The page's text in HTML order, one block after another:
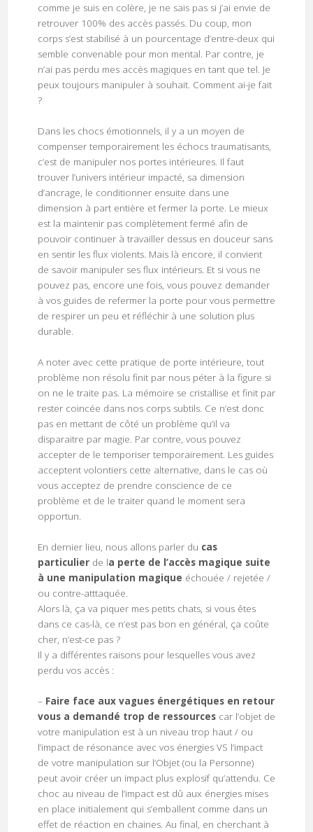
comme je suis en colère, je ne sais pas si j’ai envie de
retrouver 100% des accès passés. Du coup, mon
corps s’est stabilisé à un pourcentage d’entre-deux qui
semble convenable pour mon mental. Par contre, je
n’ai pas perdu mes accès magiques en tant que tel. Je
peux toujours manipuler à souhait. Comment ai-je fait
?
Dans les chocs émotionnels, il y a un moyen de
compenser temporairement les échocs traumatisants,
c’est de manipuler nos portes intérieures. Il faut
trouver l’univers intérieur impacté, sa dimension
d’ancrage, le conditionner ensuite dans une
dimension à part entière et fermer la porte. Le mieux
est la maintenir pas complètement fermé afin de
pouvoir continuer à travailler dessus en douceur sans
en sentir les flux violents. Mais là encore, il convient
de savoir manipuler ses flux intérieurs. Et si vous ne
pouvez pas, encore une fois, vous pouvez demander
à vos guides de refermer la porte pour vous permettre
de respirer un peu et réfléchir à une solution plus
durable.
A noter avec cette pratique de porte intérieure, tout
problème non résolu finit par nous péter à la figure si
on ne le traite pas. La mémoire se cristallise et finit par
rester coincée dans nos corps subtils. Ce n’est donc
pas en mettant de côté un problème qu’il va
disparaitre par magie. Par contre, vous pouvez
accepter de le temporiser temporairement. Les guides
acceptent volontiers cette alternative, dans le cas où
vous acceptez de prendre conscience de ce
problème et de le traiter quand le moment sera
opportun.
En dernier lieu, nous allons parler du cas
particulierde la perte de l’accès magique suite
à une manipulation magique échouée / rejetée /
ou contre-atttaquée.
Alors là, ça va piquer mes petits chats, si vous êtes
dans ce cas-là, ce n’est pas bon en général, ça coûte
cher, n’est-ce pas ?
Il y a différentes raisons pour lesquelles vous avez
perdu vos accès :
– Faire face aux vagues énergétiques en retour
vous a demandé trop de ressourcescar l’objet de
votre manipulation est à un niveau trop haut / ou
l’impact de résonance avec vos énergies VS l’impact
de votre manipulation sur l’Objet (ou la Personne)
peut avoir créer un impact plus explosif qu’attendu. Ce
choc au niveau de l’impact est dû aux énergies mises
en place initialement qui s’emballent comme dans un
effet de réaction en chaines. Au final, en cherchant à